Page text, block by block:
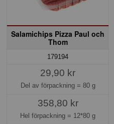
Salamichips Pizza Paul och
Thom
179194
29,90 kr
Del av förpackning = 80 g
358,80 kr
Hel förpackning = 12*80 g